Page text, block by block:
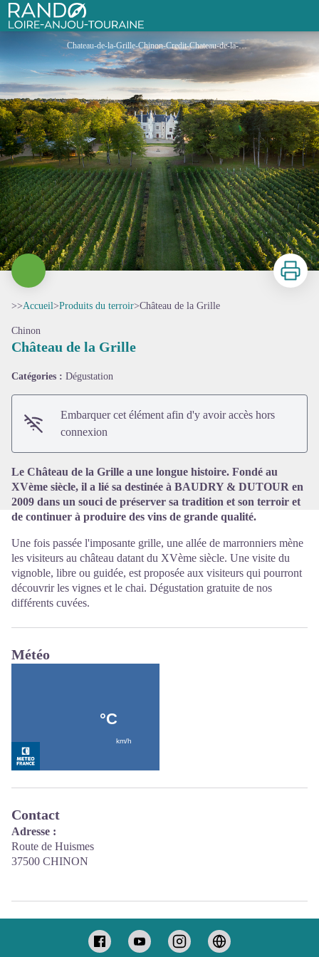
Rando Loire-Anjou-Touraine
Château de la Grille
Chateau-de-la-Grille-Chinon-Credit-Chateau-de-la-Grille (17) - Château de la Grille
Voir l'image en plein écran
Imprimer
>>Accueil>Produits du terroir>Château de la Grille
Chinon
Château de la Grille
Catégories : Dégustation
Embarquer cet élément afin d'y avoir accès hors
connexion
Le Château de la Grille a une longue histoire. Fondé au
XVème siècle, il a lié sa destinée à BAUDRY & DUTOUR en
2009 dans un souci de préserver sa tradition et son terroir et
de continuer à produire des vins de grande qualité.
Une fois passée l'imposante grille, une allée de marronniers mène
les visiteurs au château datant du XVème siècle. Une visite du
vignoble, libre ou guidée, est proposée aux visiteurs qui pourront
découvrir les vignes et le chai. Dégustation gratuite de nos
différents cuvées.
Météo
Contact
Adresse :
Route de Huismes
37500 CHINON